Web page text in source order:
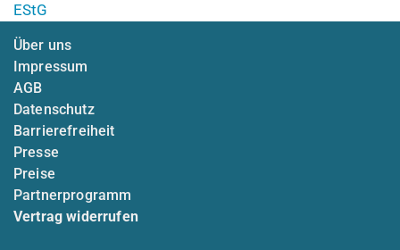
EStG
Über uns
Impressum
AGB
Datenschutz
Barrierefreiheit
Presse
Preise
Partnerprogramm
Vertrag widerrufen